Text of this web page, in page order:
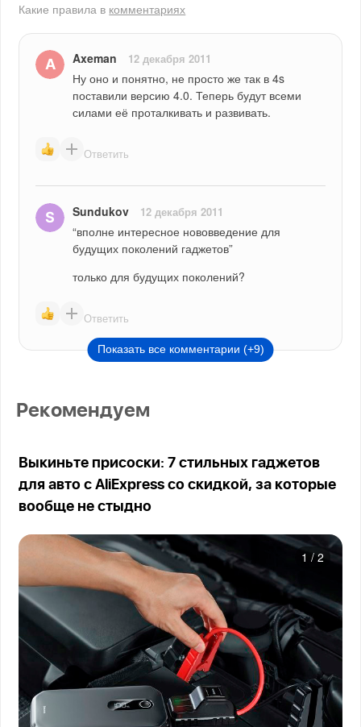
Какие правила в комментариях
Axeman 12 декабря 2011
Ну оно и понятно, не просто же так в 4s
поставили версию 4.0. Теперь будут всеми
силами её проталкивать и развивать.
Ответить
Sundukov 12 декабря 2011
“вполне интересное нововведение для
будущих поколений гаджетов”
только для будущих поколений?
Ответить
Показать все комментарии (+9)
Рекомендуем
Выкиньте присоски: 7 стильных гаджетов
для авто с AliExpress со скидкой, за которые
вообще не стыдно
1 / 2